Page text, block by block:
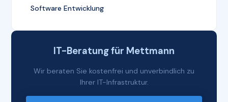
Software Entwicklung
IT-Beratung für Mettmann
Wir beraten Sie kostenfrei und unverbindlich zu
Ihrer IT-Infrastruktur.